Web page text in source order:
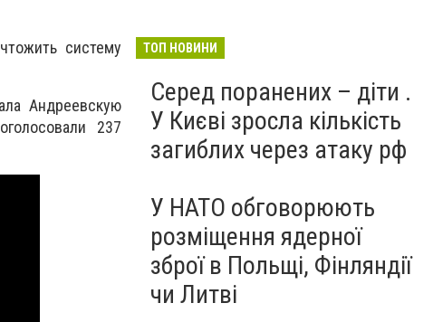
систему
Андреевскую
237
ТОП НОВИНИ
Серед поранених – діти .
У Києві зросла кількість
загиблих через атаку рф
У НАТО обговорюють
розміщення ядерної
зброї в Польщі, Фінляндії
чи Литві